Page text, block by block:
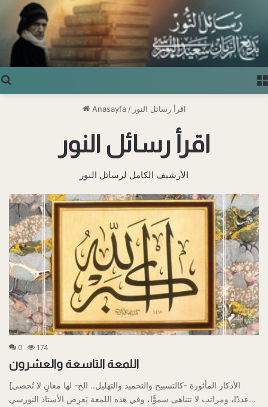
Anasayfa / اقرأ رسائل النور
اقرأ رسائل النور
الأرشيف الكامل لرسائل النور
0 174
اللمعة التاسعة والعشرون
[الأذكار المأثورة -كالتسبيح والتحميد والتهليل.. الخ- لها معانٍ لا تُحصى
عددًا، ومراتب لا تتناهى سموًّا، وفي هذه اللمعة يَعرِض الأستاذ النورسي…